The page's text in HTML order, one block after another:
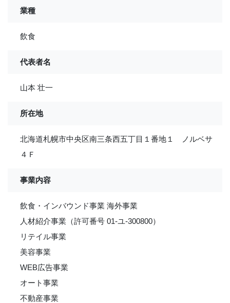
業種
飲食
代表者名
山本 壮一
所在地
北海道札幌市中央区南三条西五丁目１番地１ ノルベサ
４Ｆ
事業内容
飲食・インバウンド事業 海外事業
人材紹介事業（許可番号 01-ユ-300800）
リテイル事業
美容事業
WEB広告事業
オート事業
不動産事業